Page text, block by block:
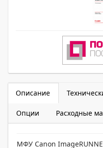
Описание
Опции Расходные
МФУ Canon